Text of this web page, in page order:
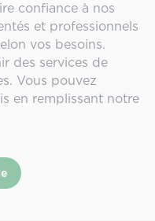
confiance à nos
et professionnels
vos besoins.
des services de
Vous pouvez
en remplissant notre